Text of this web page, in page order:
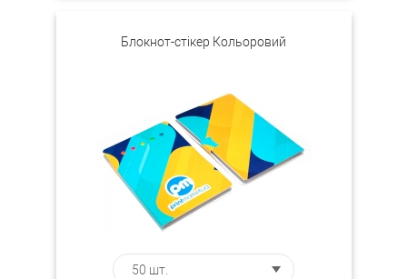
Блокнот-стікер Кольоровий